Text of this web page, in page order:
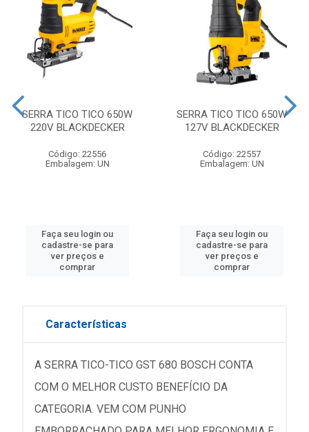
SERRA TICO TICO 650W
220V BLACKDECKER
Código: 22556
Embalagem: UN
Faça seu login ou
cadastre-se para
ver preços e
comprar
SERRA TICO TICO 650W
127V BLACKDECKER
Código: 22557
Embalagem: UN
Faça seu login ou
cadastre-se para
ver preços e
comprar
Características
A SERRA TICO-TICO GST 680 BOSCH CONTA
COM O MELHOR CUSTO BENEFÍCIO DA
CATEGORIA. VEM COM PUNHO